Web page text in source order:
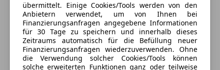
Alufelgen
Anhängerkupplung
Innenspiegel automatisch abblendend
Pannenkit
Schaltwippen
Scheinwerferreinigung
Eintauschwagen: Kaufen und verkaufen in nur einem
Schritt
Ich möchte mein Auto in Zahlung geben
(unverbindlich).
übermittelt. Einige Cookies/Tools werden von den
Anbietern verwendet, um von Ihnen bei
Finanzierungsanfragen angegebene Informationen
für 30 Tage zu speichern und innerhalb dieses
Zeitraums automatisch für die Befüllung neuer
Finanzierungsanfragen wiederzuverwenden. Ohne
die Verwendung solcher Cookies/Tools können
solche erweiterten Funktionen ganz oder teilweise